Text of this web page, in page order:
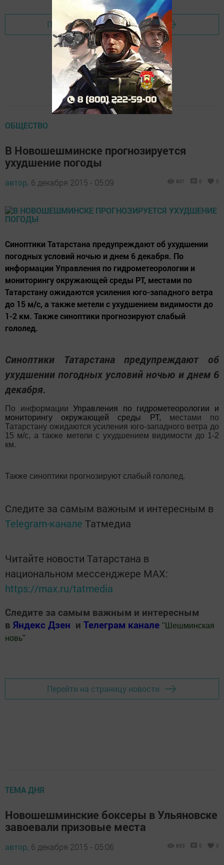
Перейти на страницу новости
ОБЩЕСТВО
В Новошешминске прогнозируется
ухудшение погоды
автор, 6 декабря 2015 - 05:09 901 0 0
Синоптики Татарстана предупреждают об ухудшении
погодных условий ночью и днем 6 декабря. По
информации Управления по гидрометеорологии и
мониторингу окружающей среды РТ, местами по
Татарстану ожидаются усиления юго-западного ветра
до 15 м/с, а также метели с ухудшением видимости до
1-2 км. Также синоптики прогнозируют слабый
гололед.
Синоптики Татарстана предупреждают об
ухудшении погодных условий ночью и днем 6
декабря.
По информации Управления по гидрометеорологии и
мониторингу окружающей среды РТ, местами по
Татарстану ожидаются усиления юго-западного ветра до
15 м/с, а также метели с ухудшением видимости до 1-2
км.
Также синоптики прогнозируют слабый гололед.
Следите за самым важным и интересным в
Telegram-канале Татмедиа
Читайте новости Татарстана в
национальном мессенджере MАХ:
https://max.ru/tatmedia
Следите за самым важным и интересным
в Яндекс Дзен и Телеграм канале " Шешминская
новь"
Перейти на страницу новости
ТЕМА ДНЯ
Новошешминские боксеры в Ульяновске
завоевали призовые места
автор, 6 декабря 2015 - 05:06 863 0 0